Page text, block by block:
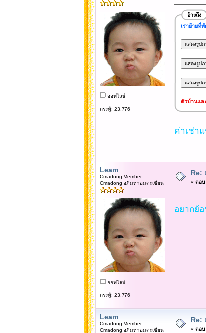
ออฟไลน์
กระทู้: 23,776
อ้างถึง
เราย้ายที่
ตัวบ้านแล
ค่าเช่า
Leam
Cmadong Member
Cmadong อภิมหาอมตะเซียน
ออฟไลน์
กระทู้: 23,776
Re:
« ตอบ
อยากย้
Leam
Cmadong Member
Cmadong อภิมหาอมตะเซียน
Re:
« ตอบ